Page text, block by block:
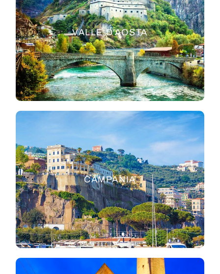
VALLE D'AOSTA
CAMPANIA